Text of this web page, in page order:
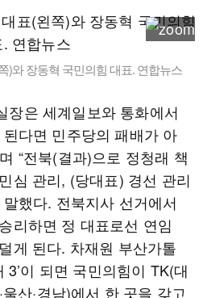
)와 장동혁 국민의힘 대표. 연합뉴스
장은 세계일보와 통화에서
다면 민주당의 패배가 아
“전북(결과)으로 정청래 책
심 관리, (당대표) 경선 관리
했다. 전북지사 선거에서
리하면 정 대표로선 연임
게 된다. 차재원 부산가톨
3’이 되면 국민의힘이 TK(대
산·경남)에서 한 곳을 갖고